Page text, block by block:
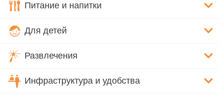
Питание и напитки
Для детей
Развлечения
Инфраструктура и удобства